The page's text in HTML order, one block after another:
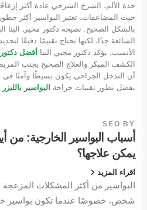
حدة الألم، الشرخ الشرجي عادة أكثر
حيث المضاعفات، تعتبر البواسير أكثر
بالشكل الصحيح. نصيحة دكتور محيي البنا
الشائعة جدًا، لكنها تحتاج تقييمًا دقيقًا
الأنسب. يؤكد دكتور محيي البنا أفضل
الكشف المبكر والعلاج الصحيح يجنب
أن التدخل الجراحي يكون بسيطًا وآمنًا في
بفضل تطور تقنيات جراحة البواسير بالليزر
BY
SEO
أسباب البواسير الخارجية: من
يمكن علاجها؟
اقراء المزيد
البواسير من أكثر المشكلات المزعجة
شخص، خصوصًا عندما تكون بواسير